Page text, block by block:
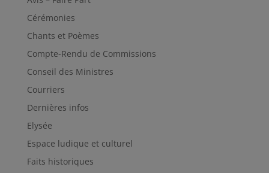
Cérémonies
Chants et Poèmes
Compte-Rendu de Commissions
Conseil des Ministres
Courriers
Dernières infos
Elysée
Espace ludique et culturel
Faits historiques